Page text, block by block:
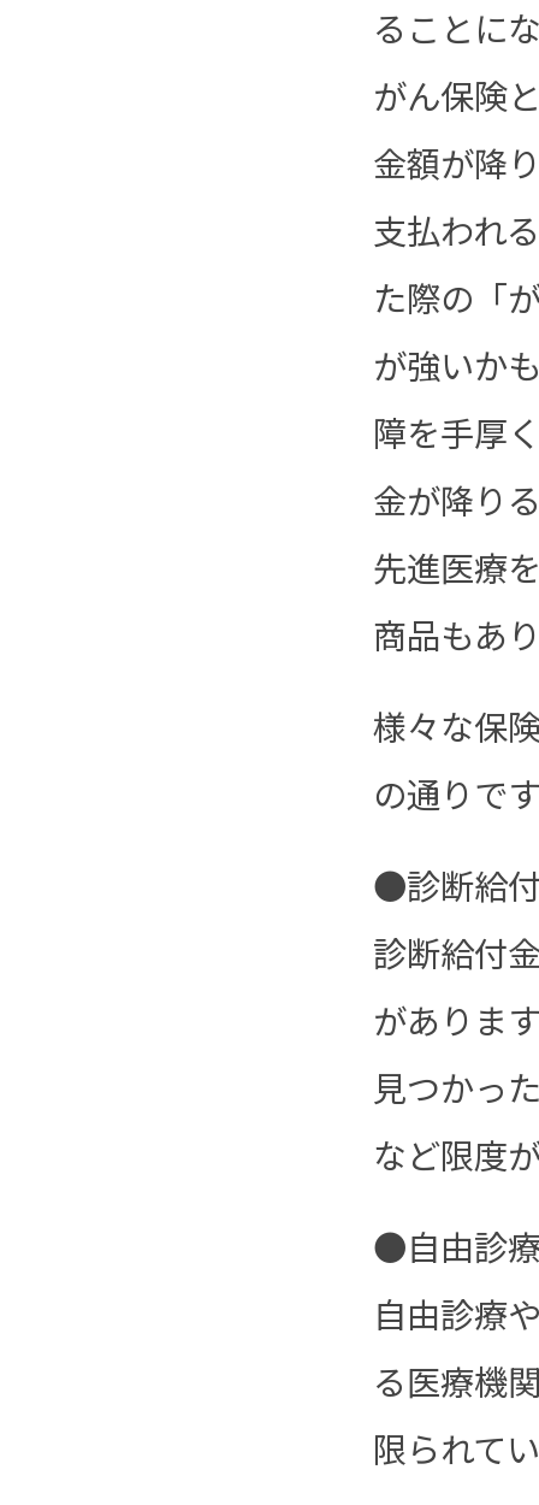
ることに
がん保険
金額が降
支払われ
た際の「
が強いか
障を手厚
金が降り
先進医療
商品もあ
様々な保
の通りで
●診断給
診断給付
がありま
見つかっ
など限度
●自由診
自由診療
る医療機
限られて